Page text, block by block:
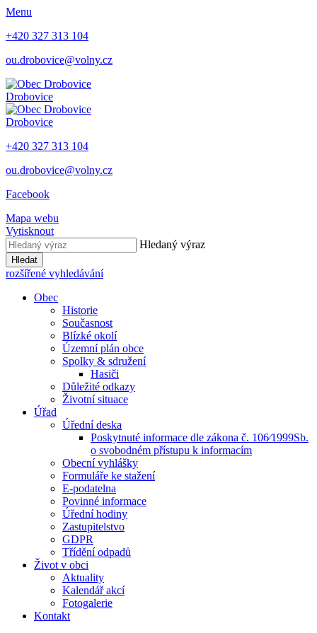
Menu
+420 327 313 104
ou.drobovice@volny.cz
Drobovice
Drobovice
+420 327 313 104
ou.drobovice@volny.cz
Facebook
Mapa webu
Vytisknout
Hledaný výraz
Hledat
rozšířené vyhledávání
Obec
Historie
Současnost
Blízké okolí
Územní plán obce
Spolky & sdružení
Hasiči
Důležité odkazy
Životní situace
Úřad
Úřední deska
Poskytnuté informace dle zákona č. 106⁄1999Sb.
o svobodném přístupu k informacím
Obecní vyhlášky
Formuláře ke stažení
E-podatelna
Povinné informace
Úřední hodiny
Zastupitelstvo
GDPR
Třídění odpadů
Život v obci
Aktuality
Kalendář akcí
Fotogalerie
Kontakt